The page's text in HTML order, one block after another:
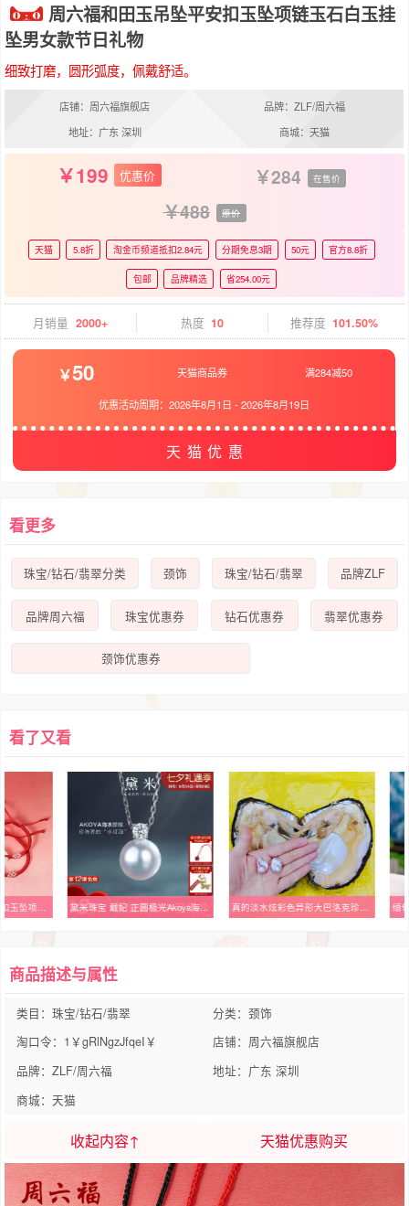
周六福和田玉吊坠平安扣玉坠项链玉石白玉挂
坠男女款节日礼物
细致打磨，圆形弧度，佩戴舒适。
店铺：周六福旗舰店
品牌：ZLF/周六福
地址：广东 深圳
商城：天猫
199 优惠价 284 在售价
488 原价
天猫 5.8折 淘金币频道抵扣2.84元 分期免息3期 50元 官方8.8折
包邮 品牌精选 省254.00元
月销量 2000+ 热度 10 推荐度 101.50%
50 天猫商品券 满284减50
优惠活动周期：2026年8月1日 -2026年8月19日
天猫优惠
看更多
珠宝/钻石/翡翠分类 颈饰 珠宝/钻石/翡翠 品牌ZLF
品牌周六福 珠宝优惠券 钻石优惠券 翡翠优惠券
颈饰优惠券
看了又看
周六福和田玉吊坠平安扣玉坠项链玉石白玉挂坠男女款节日礼物 黛米珠宝 戴妃 正圆极光Akoya海水珍珠项链18K金白蓝宝石王妃吊坠 真的淡水炫彩色异形大巴洛克珍珠蚌活的蚌自己开活体蚌壳diy包邮
商品描述与属性
类目：珠宝/钻石/翡翠
分类：颈饰
淘口令：1￥gRlNgzJfqeI￥
店铺：周六福旗舰店
品牌：ZLF/周六福
地址：广东 深圳
商城：天猫
收起内容↑ 天猫优惠购买